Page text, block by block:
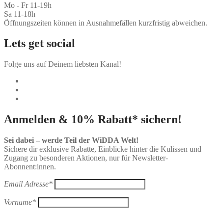
Mo - Fr 11-19h
Sa 11-18h
Öffnungszeiten können in Ausnahmefällen kurzfristig abweichen.
Lets get social
Folge uns auf Deinem liebsten Kanal!
Anmelden & 10% Rabatt* sichern!
Sei dabei – werde Teil der WiDDA Welt!
Sichere dir exklusive Rabatte, Einblicke hinter die Kulissen und
Zugang zu besonderen Aktionen, nur für Newsletter-
Abonnent:innen.
Email Adresse*
Vorname*